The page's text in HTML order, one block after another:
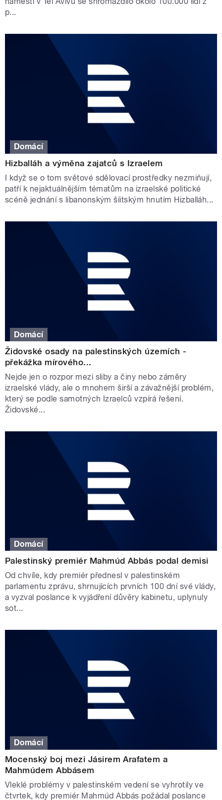
p...
Domácí
Hizballáh a výměna zajatců s Izraelem
I když se o tom světové sdělovací prostředky nezmiňují,
patří k nejaktuálnějším tématům na izraelské politické
scéně jednání s libanonským šíitským hnutím Hizballáh...
Domácí
Židovské osady na palestinských územích -
překážka mírového...
Nejde jen o rozpor mezi sliby a činy nebo záměry
izraelské vlády, ale o mnohem širší a závažnější problém,
který se podle samotných Izraelců vzpírá řešení.
Židovské...
Domácí
Palestinský premiér Mahmúd Abbás podal demisi
Od chvíle, kdy premiér přednesl v palestinském
parlamentu zprávu, shrnujících prvních 100 dní své vlády,
a vyzval poslance k vyjádření důvěry kabinetu, uplynuly
sot...
Domácí
Mocenský boj mezi Jásirem Arafatem a
Mahmúdem Abbásem
Vleklé problémy v palestinském vedení se vyhrotily ve
čtvrtek, kdy premiér Mahmúd Abbás požádal poslance